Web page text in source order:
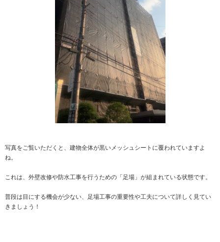
写真をご覧いただくと、建物全体が黒いメッシュシートに覆われていますよ
ね。
これは、外壁改修や防水工事を行うための「足場」が組まれている状態です。
普段は目にする機会が少ない、足場工事の重要性や工夫について詳しく見てい
きましょう！